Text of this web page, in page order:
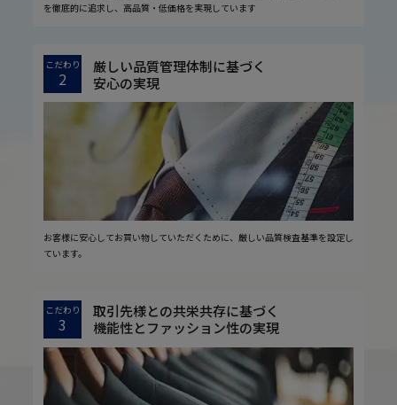
を徹底的に追求し、高品質・低価格を実現しています
こだわり
2
厳しい品質管理体制に基づく
安心の実現
お客様に安心してお買い物していただくために、厳しい品質検査基準を設定し
ています。
こだわり
3
取引先様との共栄共存に基づく
機能性とファッション性の実現